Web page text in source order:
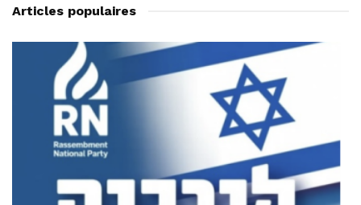
Articles populaires